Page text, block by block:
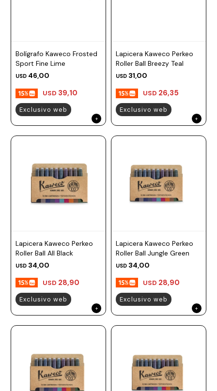
Bolígrafo Kaweco Frosted
Sport Fine Lime
USD 46,00
USD 39,10
Exclusivo web
Lapicera Kaweco Perkeo
Roller Ball Breezy Teal
USD 31,00
USD 26,35
Exclusivo web
Lapicera Kaweco Perkeo
Roller Ball All Black
USD 34,00
USD 28,90
Exclusivo web
Lapicera Kaweco Perkeo
Roller Ball Jungle Green
USD 34,00
USD 28,90
Exclusivo web